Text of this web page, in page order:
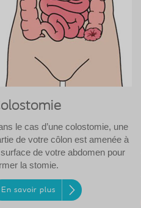
le cas d’une colostomie, une
de votre côlon est amenée à
de votre abdomen pour
la stomie.
En savoir plus